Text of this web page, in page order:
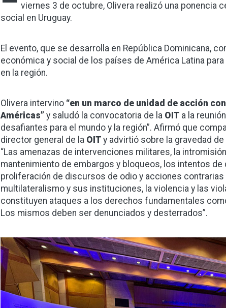
viernes 3 de octubre, Olivera realizó una ponencia
social en Uruguay.
El evento, que se desarrolla en República Dominicana,
económica y social de los países de América Latina
en la región.
Olivera intervino “en un marco de unidad de acción
Américas” y saludó la convocatoria de la OIT a la
desafiantes para el mundo y la región”. Afirmó que
director general de la OIT y advirtió sobre la gravedad
“Las amenazas de intervenciones militares, la
mantenimiento de embargos y bloqueos, los intentos
proliferación de discursos de odio y acciones
multilateralismo y sus instituciones, la violencia y las
constituyen ataques a los derechos fundamentales
Los mismos deben ser denunciados y desterrados”.
Imagen